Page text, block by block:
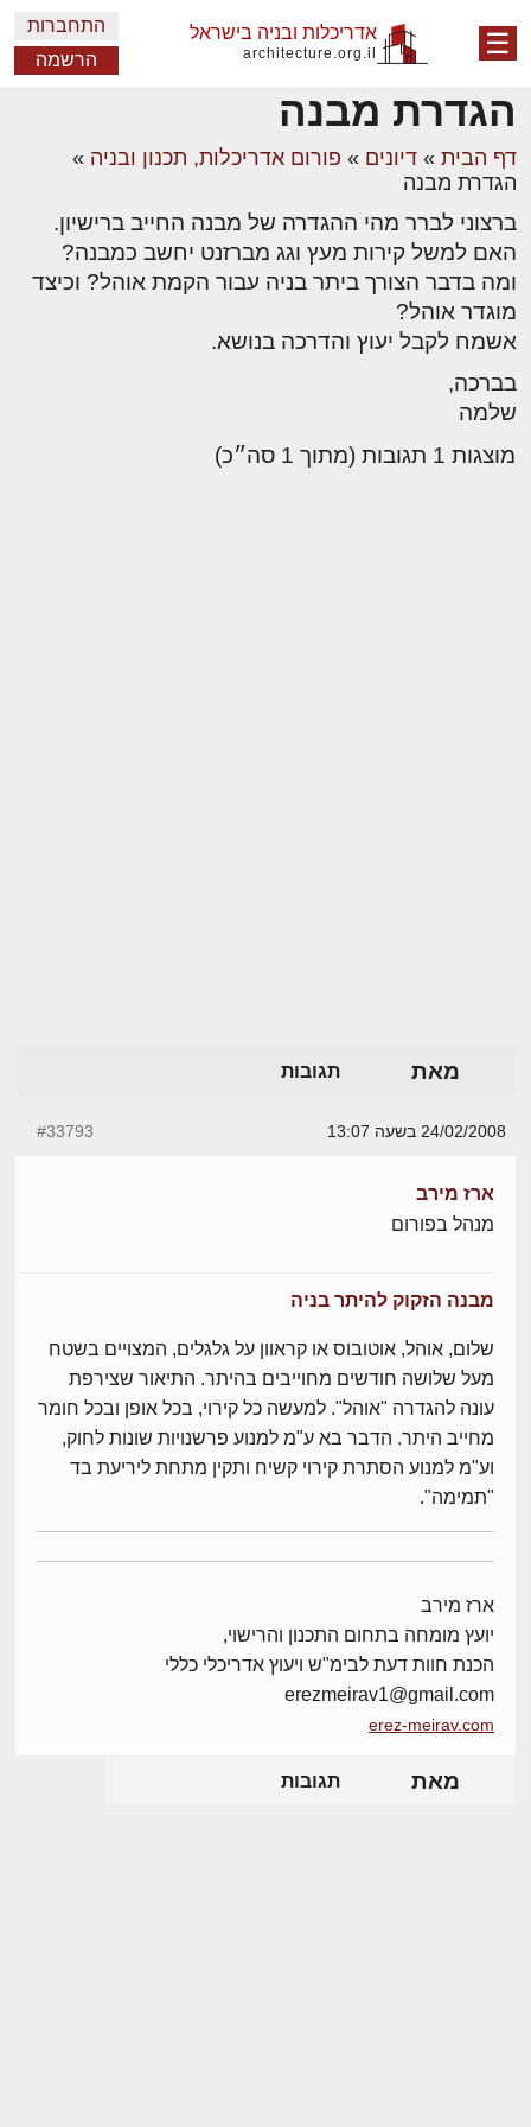
☰ אדריכלות ובניה בישראל
architecture.org.il
התחברות
הרשמה
הגדרת מבנה
דף הבית » דיונים » פורום אדריכלות, תכנון ובניה »
הגדרת מבנה
ברצוני לברר מהי ההגדרה של מבנה החייב ברישיון.
האם למשל קירות מעץ וגג מברזנט יחשב כמבנה?
ומה בדבר הצורך ביתר בניה עבור הקמת אוהל? וכיצד
מוגדר אוהל?
אשמח לקבל יעוץ והדרכה בנושא.
בברכה,
שלמה
מוצגות 1 תגובות (מתוך 1 סה״כ)
מאת תגובות
24/02/2008 בשעה 13:07 #33793
ארז מירב
מנהל בפורום
מבנה הזקוק להיתר בניה
שלום, אוהל, אוטובוס או קראוון על גלגלים, המצויים בשטח
מעל שלושה חודשים מחוייבים בהיתר. התיאור שצירפת
עונה להגדרה "אוהל". למעשה כל קירוי, בכל אופן ובכל חומר
מחייב היתר. הדבר בא ע"מ למנוע פרשנויות שונות לחוק,
וע"מ למנוע הסתרת קירוי קשיח ותקין מתחת ליריעת בד
"תמימה".
ארז מירב
יועץ מומחה בתחום התכנון והרישוי,
הכנת חוות דעת לבימ"ש ויעוץ אדריכלי כללי
erezmeirav1@gmail.com
erez-meirav.com
מאת תגובות